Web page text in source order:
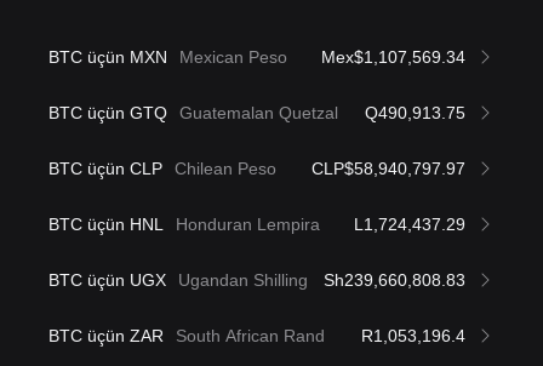
BTC üçün MXN Mexican Peso Mex$1,107,569.34
BTC üçün GTQ Guatemalan Quetzal Q490,913.75
BTC üçün CLP Chilean Peso CLP$58,940,797.97
BTC üçün HNL Honduran Lempira L1,724,437.29
BTC üçün UGX Ugandan Shilling Sh239,660,808.83
BTC üçün ZAR South African Rand R1,053,196.4